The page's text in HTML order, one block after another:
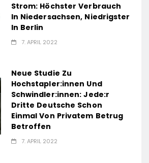
Strom: Höchster Verbrauch
In Niedersachsen, Niedrigster
In Berlin
7. APRIL 2022
Neue Studie Zu
Hochstapler:innen Und
Schwindler:innen: Jede:r
Dritte Deutsche Schon
Einmal Von Privatem Betrug
Betroffen
7. APRIL 2022